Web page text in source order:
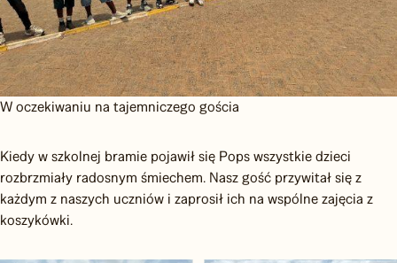
W oczekiwaniu na tajemniczego gościa
Kiedy w szkolnej bramie pojawił się Pops wszystkie dzieci
rozbrzmiały radosnym śmiechem. Nasz gość przywitał się z
każdym z naszych uczniów i zaprosił ich na wspólne zajęcia z
koszykówki.